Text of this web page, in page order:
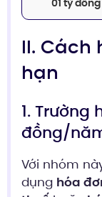
01 tỷ đồng
II. Cách
hạn
1. Trường
đồng/
Với nhóm
dụng hóa